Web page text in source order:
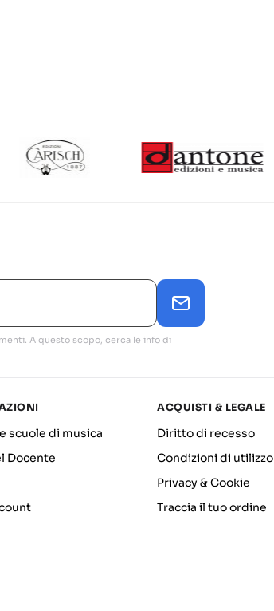
A questo scopo, cerca le info di
scuole di musica
Docente
ACQUISTI & LEGALE
Diritto di recesso
Condizioni di utilizzo
Privacy & Cookie
Traccia il tuo ordine